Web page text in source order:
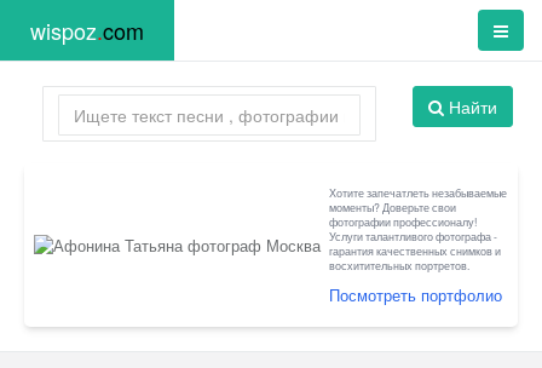
wispoz.com
Найти
Хотите запечатлеть незабываемые
моменты? Доверьте свои
фотографии профессионалу!
Услуги талантливого фотографа -
гарантия качественных снимков и
восхитительных портретов.
Посмотреть портфолио